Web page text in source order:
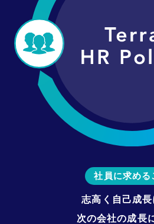
社員に求める
志高く自己成長
次の会社の成長